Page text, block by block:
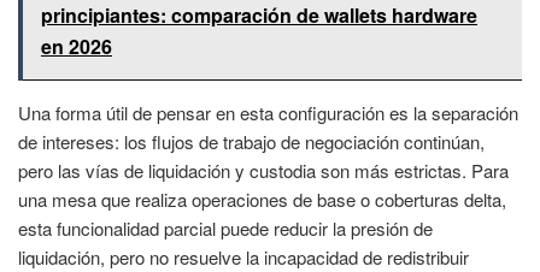
principiantes: comparación de wallets hardware
en 2026
Una forma útil de pensar en esta configuración es la separación
de intereses: los flujos de trabajo de negociación continúan,
pero las vías de liquidación y custodia son más estrictas. Para
una mesa que realiza operaciones de base o coberturas delta,
esta funcionalidad parcial puede reducir la presión de
liquidación, pero no resuelve la incapacidad de redistribuir